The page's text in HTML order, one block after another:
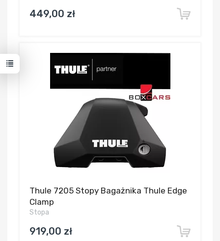
449,00 zł
Thule 7205 Stopy Bagażnika Thule Edge
Clamp
Stopa
919,00 zł